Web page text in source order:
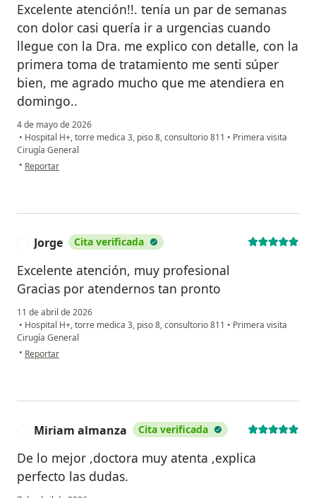
Excelente atención!!. tenía un par de semanas
con dolor casi quería ir a urgencias cuando
llegue con la Dra. me explico con detalle, con la
primera toma de tratamiento me senti súper
bien, me agrado mucho que me atendiera en
domingo..
4 de mayo de 2026
• Hospital H+, torre medica 3, piso 8, consultorio 811 • Primera visita
Cirugía General
• en opinión del usuario Maria Callejas
Reportar
Jorge Cita verificada
Excelente atención, muy profesional
Gracias por atendernos tan pronto
11 de abril de 2026
• Hospital H+, torre medica 3, piso 8, consultorio 811 • Primera visita
Cirugía General
• en opinión del usuario Jorge
Reportar
Miriam almanza Cita verificada
De lo mejor ,doctora muy atenta ,explica
perfecto las dudas.